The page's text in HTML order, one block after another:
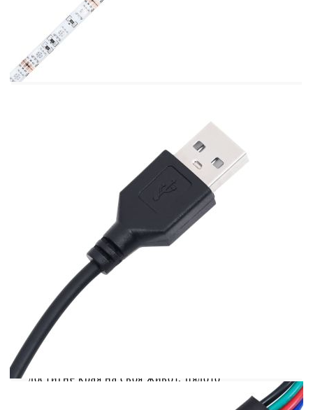
свързвайте този продукт към захранване,
различно от описаното в ръководството, на
табелката с информация върху продукта или
изрично препоръчано от vidaXL. Този уред не
трябва да се използва от деца под 15 години,
както и от лица с намалени физически, сетивни
Повредите и неправилният монтаж, употреба
или промяна (подмяна на отделни компоненти)
могат да доведат до повреда на устройството, до
токов удар и опасност за потребителя. Не
използвайте този продукт във взривоопасна
атмосфера, като например при наличие на
запалими течности, газове и прах, или при
температура над 50 градуса по Целзий или
повече. Не включвайте продукта, ако
свързващият кабел или захранването са видимо
повредени. Ако външният гъвкав кабел или
захранващ кабел на това осветително тяло е
повреден, той трябва да бъде заменен
изключително от производителя, негов сервизен
агент или от подобно квалифицирано лице, за
да се избегне опасност. Изключете захранването
по време на монтажа и поддръжката. Уверете се,
че крушките са изстинали. Светлинният
източник на това осветително тяло не може да
се заменя; когато светлинният източник
достигне края на своя живот, цялото
осветително тяло трябва да се замени. Само за
употреба на закрито, не използвайте този